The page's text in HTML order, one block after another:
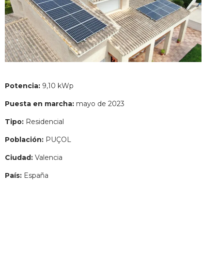
Potencia: 9,10 kWp
Puesta en marcha: mayo de 2023
Tipo: Residencial
Población: PUÇOL
Ciudad: Valencia
País: España